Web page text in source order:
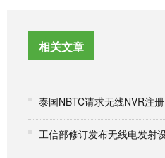
相关文章
泰国NBTC请求无线NVR注册